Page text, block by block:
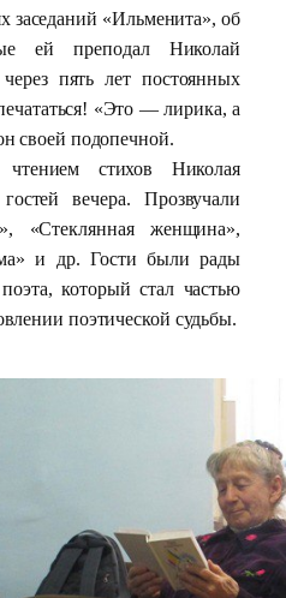
заседаний «Ильменита», об
ей преподал Николай
пять лет постоянных
«Это — лирика, а
своей подопечной.
чтением стихов Николая
вечера. Прозвучали
«Стеклянная женщина»,
и др. Гости были рады
который стал частью
поэтической судьбы.